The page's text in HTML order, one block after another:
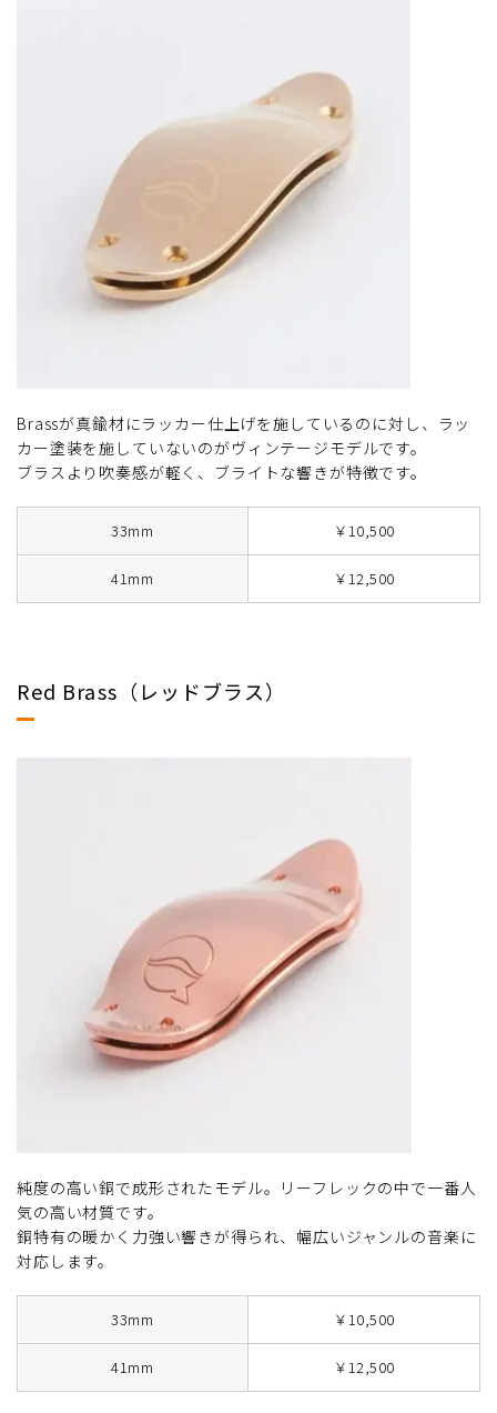
Brassが真鍮材にラッカー仕上げを施しているのに対し、ラッ
カー塗装を施していないのがヴィンテージモデルです。
ブラスより吹奏感が軽く、ブライトな響きが特徴です。
33mm ￥10,500
41mm ￥12,500
Red Brass（レッドブラス）
純度の高い銅で成形されたモデル。リーフレックの中で一番人
気の高い材質です。
銅特有の暖かく力強い響きが得られ、幅広いジャンルの音楽に
対応します。
33mm ￥10,500
41mm ￥12,500